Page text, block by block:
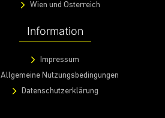
Wien und Österreich
Information
Impressum
Allgemeine Nutzungsbedingungen
Datenschutzerklärung